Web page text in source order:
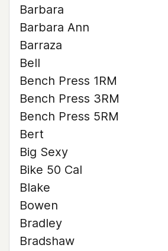
Barbara
Barbara Ann
Barraza
Bell
Bench Press 1RM
Bench Press 3RM
Bench Press 5RM
Bert
Big Sexy
Bike 50 Cal
Blake
Bowen
Bradley
Bradshaw